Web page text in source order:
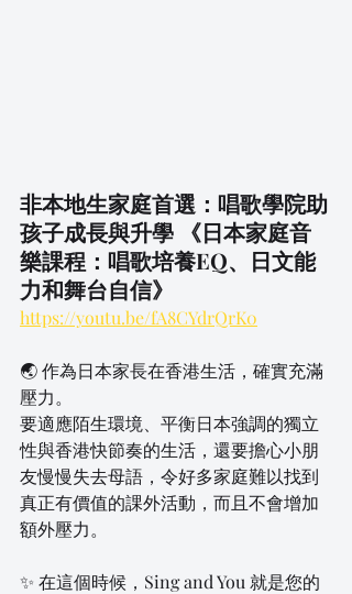
非本地生家庭首選：唱歌學院助
孩子成長與升學 《日本家庭音
樂課程：唱歌培養EQ、日文能
力和舞台自信》
https://youtu.be/fA8CYdrQrK0
🌏 作為日本家長在香港生活，確實充滿
壓力。
要適應陌生環境、平衡日本強調的獨立
性與香港快節奏的生活，還要擔心小朋
友慢慢失去母語，令好多家庭難以找到
真正有價值的課外活動，而且不會增加
額外壓力。
✨ 在這個時候，Sing and You 就是您的